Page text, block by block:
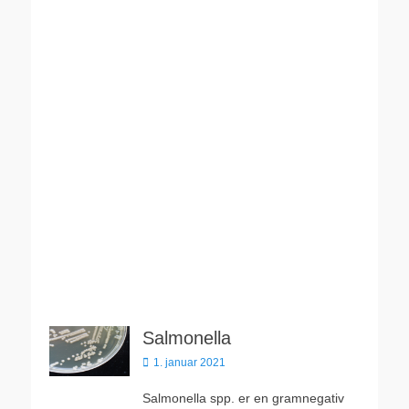
Salmonella
Udgivet
1. januar 2021
Salmonella spp. er en gramnegativ